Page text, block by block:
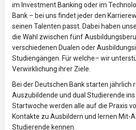
im Investment Banking oder im
Bank – bei uns findet jeder den
seinen Talenten passt. Dabei haben
die Wahl zwischen fünf
verschiedenen Dualen oder
Studiengängen. Für welche– wir
Verwirklichung ihrer Ziele.
Bei der Deutschen Bank starten jährlich
Auszubildende und dual Studierende
Startwoche werden alle auf die Praxis
Kontakte zu Ausbildern und lernen Mit-
Studierende kennen.